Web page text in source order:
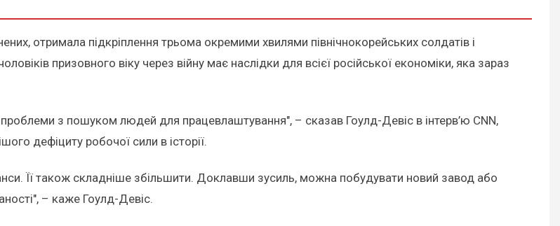
отримала підкріплення трьома окремими хвилями північнокорейських солдатів і
призовного віку через війну має наслідки для всієї російської економіки, яка зараз
з пошуком людей для працевлаштування", – сказав Гоулд-Девіс в інтерв’ю CNN,
дефіциту робочої сили в історії.
Її також складніше збільшити. Доклавши зусиль, можна побудувати новий завод або
– каже Гоулд-Девіс.